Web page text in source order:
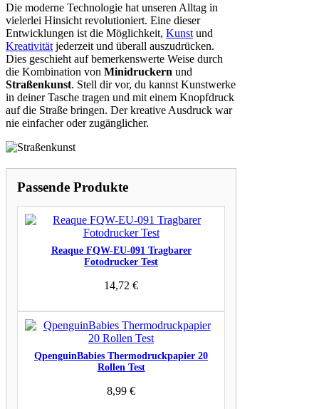
Die moderne Technologie hat unseren Alltag in
vielerlei Hinsicht revolutioniert. Eine dieser
Entwicklungen ist die Möglichkeit, Kunst und
Kreativität jederzeit und überall auszudrücken.
Dies geschieht auf bemerkenswerte Weise durch
die Kombination von Minidruckern und
Straßenkunst. Stell dir vor, du kannst Kunstwerke
in deiner Tasche tragen und mit einem Knopfdruck
auf die Straße bringen. Der kreative Ausdruck war
nie einfacher oder zugänglicher.
Passende Produkte
Reaque FQW-EU-091 Tragbarer
Fotodrucker Test
14,72 €
QpenguinBabies Thermodruckpapier 20
Rollen Test
8,99 €